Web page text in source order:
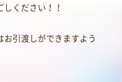
ください！！
引渡しができますよう